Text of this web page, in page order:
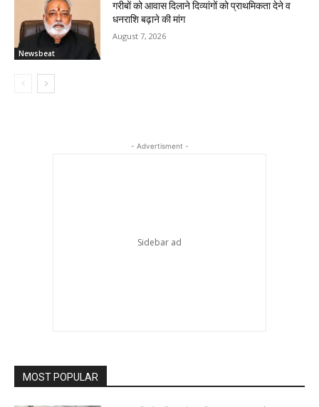
Newsbeat
गरीबों को आवास दिलाने दिव्यांगों को प्राथमिकता देने व
धनराशि बढ़ाने की मांग
August 7, 2026
- Advertisment -
MOST POPULAR